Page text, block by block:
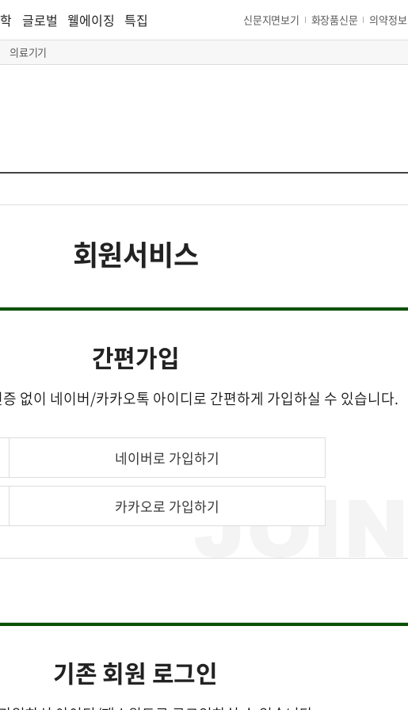
의료기기
글로벌 웰에이징 특집 신문지면보기 화장품신문 의약정보
회원서비스
간편가입
없이 네이버/카카오톡 아이디로 간편하게 가입하실 수 있습니다.
네이버로 가입하기
카카오로 가입하기
기존 회원 로그인